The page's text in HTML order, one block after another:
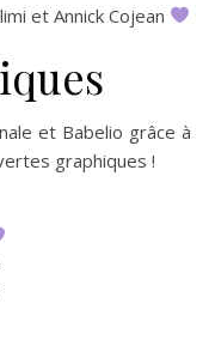
et Annick Cojean
et Babelio grâce à
graphiques !